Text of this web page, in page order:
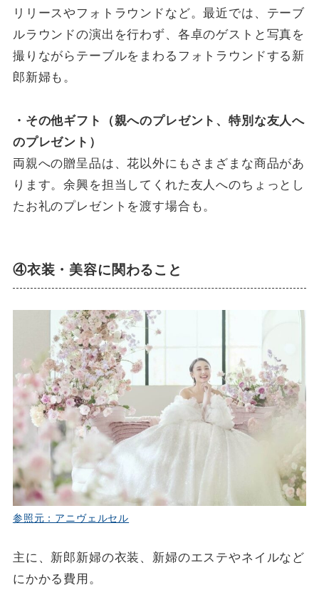
リリースやフォトラウンドなど。最近では、テーブ
ルラウンドの演出を行わず、各卓のゲストと写真を
撮りながらテーブルをまわるフォトラウンドする新
郎新婦も。
・その他ギフト（親へのプレゼント、特別な友人へ
のプレゼント）
両親への贈呈品は、花以外にもさまざまな商品があ
ります。余興を担当してくれた友人へのちょっとし
たお礼のプレゼントを渡す場合も。
④衣装・美容に関わること
参照元：アニヴェルセル
主に、新郎新婦の衣装、新婦のエステやネイルなど
にかかる費用。